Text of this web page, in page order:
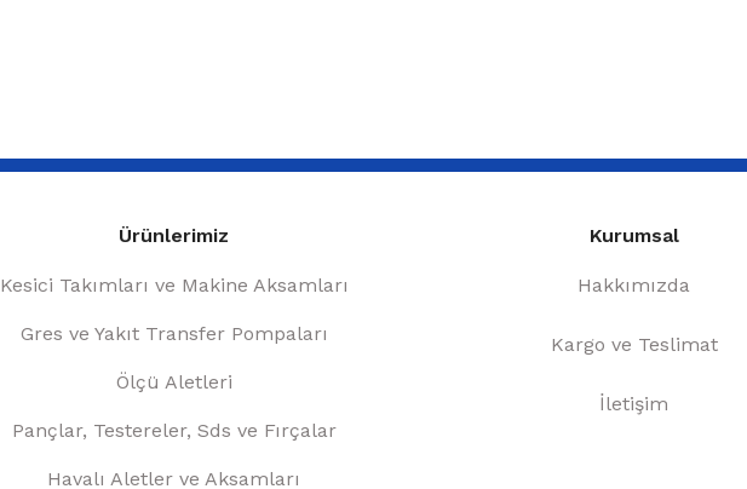
Ürünlerimiz
Kesici Takımları ve Makine Aksamları
Gres ve Yakıt Transfer Pompaları
Ölçü Aletleri
Pançlar, Testereler, Sds ve Fırçalar
Havalı Aletler ve Aksamları
Kurumsal
Hakkımızda
Kargo ve Teslimat
İletişim